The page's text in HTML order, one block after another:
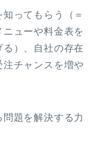
ってもらう（＝
ューや料金表を
）、自社の存在
チャンスを増や
題を解決する力